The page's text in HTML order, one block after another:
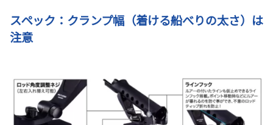
スペック：クランプ幅（着ける船べりの太さ）は
注意